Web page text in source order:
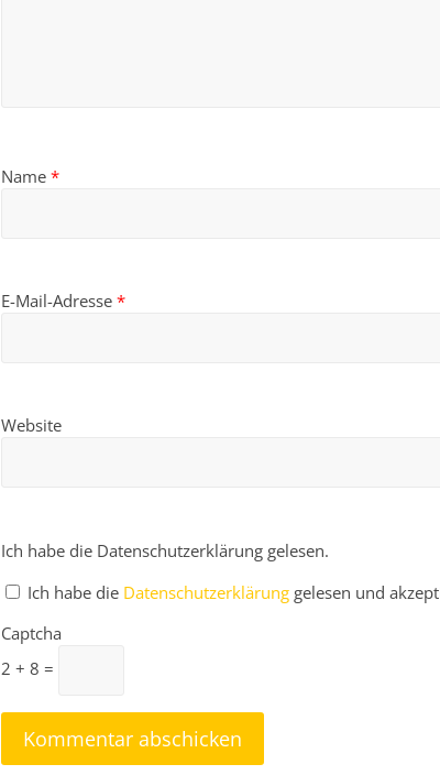
Name *
E-Mail-Adresse *
Website
Ich habe die Datenschutzerklärung gelesen.
Ich habe die Datenschutzerklärung gelesen und
Captcha
2 + 8 =